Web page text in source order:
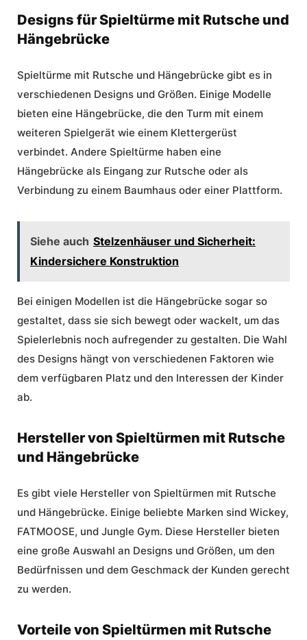
Designs für Spieltürme mit Rutsche und
Hängebrücke
Spieltürme mit Rutsche und Hängebrücke gibt es in
verschiedenen Designs und Größen. Einige Modelle
bieten eine Hängebrücke, die den Turm mit einem
weiteren Spielgerät wie einem Klettergerüst
verbindet. Andere Spieltürme haben eine
Hängebrücke als Eingang zur Rutsche oder als
Verbindung zu einem Baumhaus oder einer Plattform.
Siehe auch Stelzenhäuser und Sicherheit:
Kindersichere Konstruktion
Bei einigen Modellen ist die Hängebrücke sogar so
gestaltet, dass sie sich bewegt oder wackelt, um das
Spielerlebnis noch aufregender zu gestalten. Die Wahl
des Designs hängt von verschiedenen Faktoren wie
dem verfügbaren Platz und den Interessen der Kinder
ab.
Hersteller von Spieltürmen mit Rutsche
und Hängebrücke
Es gibt viele Hersteller von Spieltürmen mit Rutsche
und Hängebrücke. Einige beliebte Marken sind Wickey,
FATMOOSE, und Jungle Gym. Diese Hersteller bieten
eine große Auswahl an Designs und Größen, um den
Bedürfnissen und dem Geschmack der Kunden gerecht
zu werden.
Vorteile von Spieltürmen mit Rutsche